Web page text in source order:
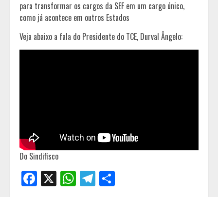
para transformar os cargos da SEF em um cargo único,
como já acontece em outros Estados
Veja abaixo a fala do Presidente do TCE, Durval Ângelo:
Do Sindifisco
Facebook
X WhatsApp
Telegram